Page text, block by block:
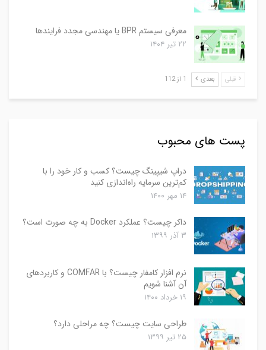
معرفی سیستم BPR یا مهندسی مجدد فرایندها
۲۲ تیر ۱۴۰۴
قبلی بعدی 1 از 112
پست های محبوب
دراپ شیپینگ چیست؟ کسب و کار خود را با
کم‌ترین سرمایه راه‌اندازی کنید
۱۴ مهر ۱۴۰۰
داکر چیست؟ عملکرد Docker به چه صورت است؟
۳ آذر ۱۳۹۹
نرم افزار کامفار چیست؟ با COMFAR و کاربردهای
آن آشنا شویم
۱۹ خرداد ۱۴۰۰
طراحی سایت چیست؟ چه مراحلی دارد؟
۲۵ تیر ۱۳۹۹